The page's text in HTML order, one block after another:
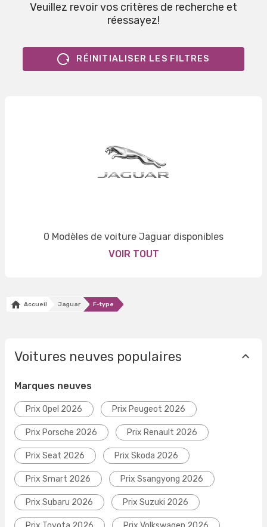
Veuillez revoir vos critères de recherche et
réessayez!
RÉINITIALISER LES FILTRES
0 Modèles de voiture Jaguar disponibles
VOIR TOUT
Accueil Jaguar F-type
Voitures neuves populaires
Marques neuves
Prix Opel 2026 Prix Peugeot 2026
Prix Porsche 2026 Prix Renault 2026
Prix Seat 2026 Prix Skoda 2026
Prix Smart 2026 Prix Ssangyong 2026
Prix Subaru 2026 Prix Suzuki 2026